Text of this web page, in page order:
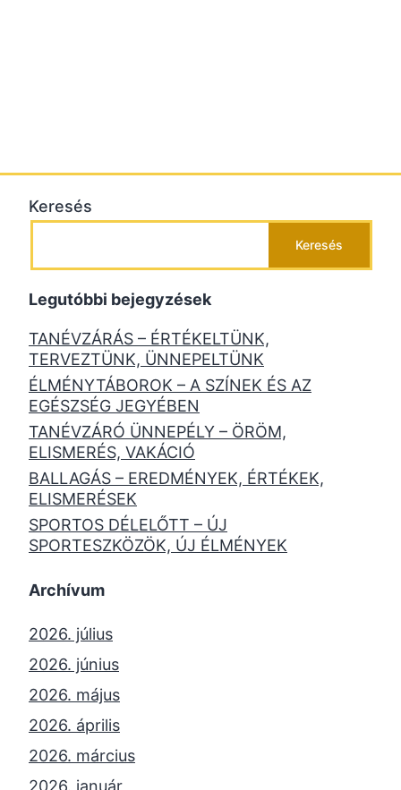
Keresés
Keresés
Legutóbbi bejegyzések
TANÉVZÁRÁS – ÉRTÉKELTÜNK,
TERVEZTÜNK, ÜNNEPELTÜNK
ÉLMÉNYTÁBOROK – A SZÍNEK ÉS AZ
EGÉSZSÉG JEGYÉBEN
TANÉVZÁRÓ ÜNNEPÉLY – ÖRÖM,
ELISMERÉS, VAKÁCIÓ
BALLAGÁS – EREDMÉNYEK, ÉRTÉKEK,
ELISMERÉSEK
SPORTOS DÉLELŐTT – ÚJ
SPORTESZKÖZÖK, ÚJ ÉLMÉNYEK
Archívum
2026. július
2026. június
2026. május
2026. április
2026. március
2026. január